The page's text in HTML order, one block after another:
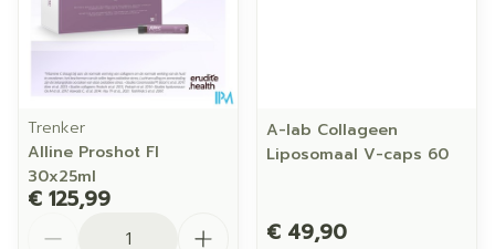
Trenker
Alline Proshot Fl
30x25ml
€ 125,99
A-lab Collageen
Liposomaal V-caps 60
€ 49,90